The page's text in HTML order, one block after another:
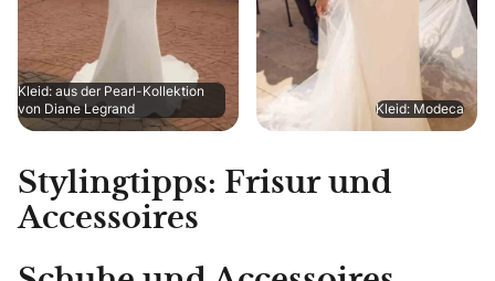
Kleid: aus der Pearl-Kollektion
von Diane Legrand
Kleid: Modeca
Stylingtipps: Frisur und
Accessoires